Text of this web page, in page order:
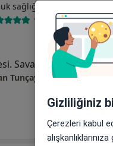
sağlığı ve hastalıkları
17 görüş
Bahçelievler mahallesi. Savaştepe caddesi. Özcan Sitesi.Safir Apt. B Blok. No:92 Kat:1 Daire:1, Balıkesir •
Tunçay Muayenehanesi
Gizliliğiniz
Çerezleri kabul